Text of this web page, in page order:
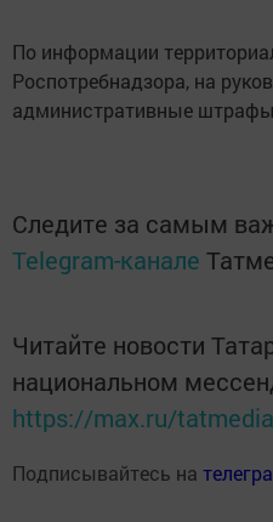
По информации
Роспотребнадзора, на
административные
Следите за самым
Telegram-канале
Читайте новости
национальном
https://max.ru/tatmedia
Подписывайтесь на